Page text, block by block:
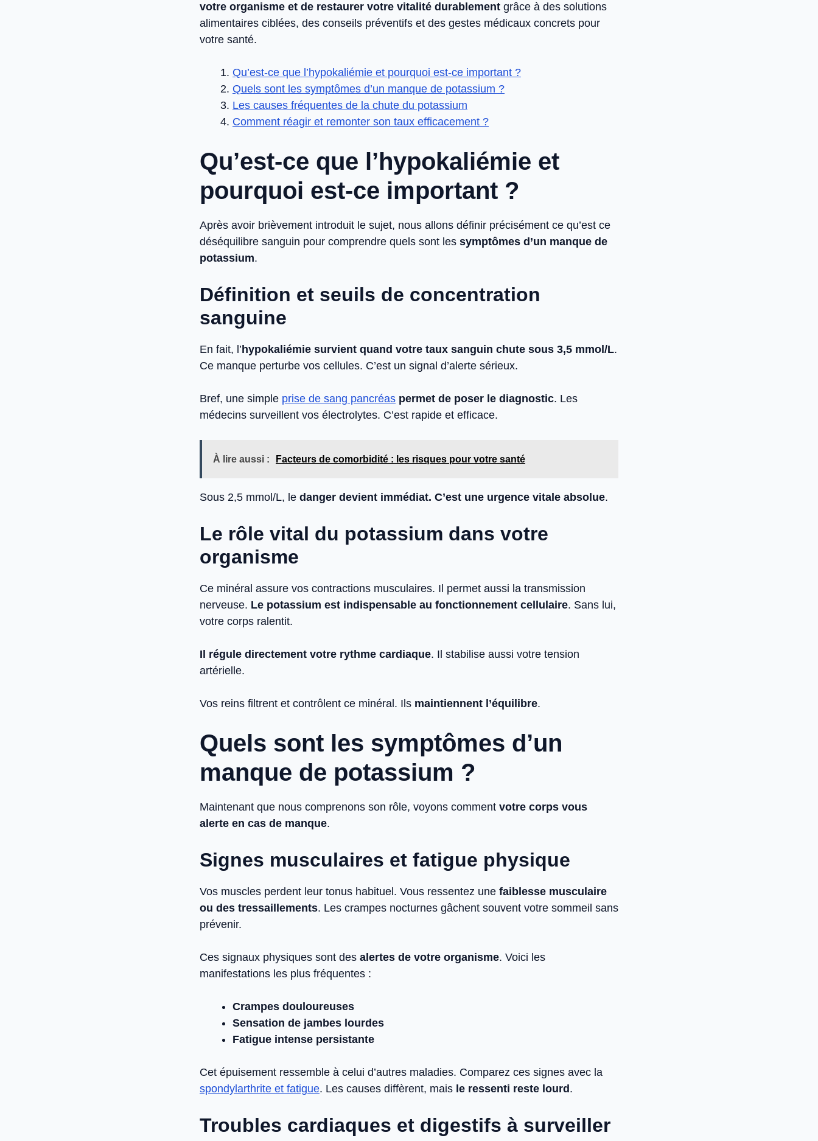
votre organisme et de restaurer votre vitalité durablement grâce à des solutions
alimentaires ciblées, des conseils préventifs et des gestes médicaux concrets pour
votre santé.
Qu’est-ce que l’hypokaliémie et pourquoi est-ce important ?
Quels sont les symptômes d’un manque de potassium ?
Les causes fréquentes de la chute du potassium
Comment réagir et remonter son taux efficacement ?
Qu’est-ce que l’hypokaliémie et
pourquoi est-ce important ?
Après avoir brièvement introduit le sujet, nous allons définir précisément ce qu’est ce
déséquilibre sanguin pour comprendre quels sont les symptômes d’un manque de
potassium.
Définition et seuils de concentration
sanguine
En fait, l’ hypokaliémie survient quand votre taux sanguin chute sous 3,5 mmol/L.
Ce manque perturbe vos cellules. C’est un signal d’alerte sérieux.
Bref, une simple prise de sang pancréas permet de poser le diagnostic. Les
médecins surveillent vos électrolytes. C’est rapide et efficace.
À lire aussi : Facteurs de comorbidité : les risques pour votre santé
Sous 2,5 mmol/L, le danger devient immédiat. C’est une urgence vitale absolue.
Le rôle vital du potassium dans votre
organisme
Ce minéral assure vos contractions musculaires. Il permet aussi la transmission
nerveuse. Le potassium est indispensable au fonctionnement cellulaire. Sans lui,
votre corps ralentit.
Il régule directement votre rythme cardiaque. Il stabilise aussi votre tension
artérielle.
Vos reins filtrent et contrôlent ce minéral. Ils maintiennent l’équilibre.
Quels sont les symptômes d’un
manque de potassium ?
Maintenant que nous comprenons son rôle, voyons comment votre corps vous
alerte en cas de manque.
Signes musculaires et fatigue physique
Vos muscles perdent leur tonus habituel. Vous ressentez une faiblesse musculaire
ou des tressaillements. Les crampes nocturnes gâchent souvent votre sommeil sans
prévenir.
Ces signaux physiques sont des alertes de votre organisme. Voici les
manifestations les plus fréquentes :
Crampes douloureuses
Sensation de jambes lourdes
Fatigue intense persistante
Cet épuisement ressemble à celui d’autres maladies. Comparez ces signes avec la
spondylarthrite et fatigue. Les causes diffèrent, mais le ressenti reste lourd .
Troubles cardiaques et digestifs à surveiller